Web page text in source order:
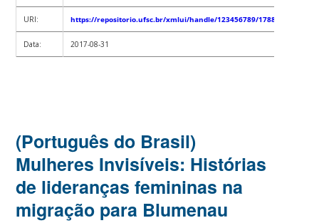
URI: https://repositorio.ufsc.br/xmlui/handle/123456789/178829
Data: 2017-08-31
(Português do Brasil)
Mulheres Invisíveis: Histórias
de lideranças femininas na
migração para Blumenau